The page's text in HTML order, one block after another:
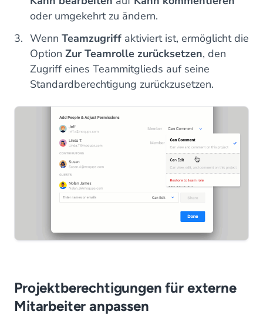
oder umgekehrt zu ändern.
Wenn Teamzugriff aktiviert ist, ermöglicht die
Option Zur Teamrolle zurücksetzen, den
Zugriff eines Teammitglieds auf seine
Standardberechtigung zurückzusetzen.
Projektberechtigungen für externe
Mitarbeiter anpassen